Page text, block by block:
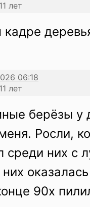
лет
лет
берёзы у
Росли,
среди них с
90х